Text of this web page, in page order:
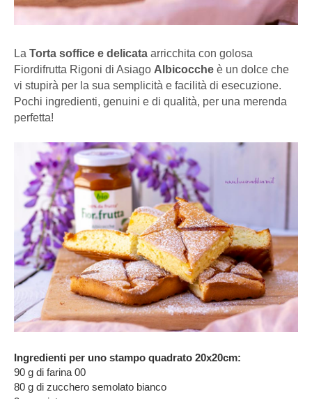
La Torta soffice e delicata arricchita con golosa
Fiordifrutta Rigoni di Asiago Albicocche è un dolce che
vi stupirà per la sua semplicità e facilità di esecuzione.
Pochi ingredienti, genuini e di qualità, per una merenda
perfetta!
Ingredienti per uno stampo quadrato 20x20cm:
90 g di farina 00
80 g di zucchero semolato bianco